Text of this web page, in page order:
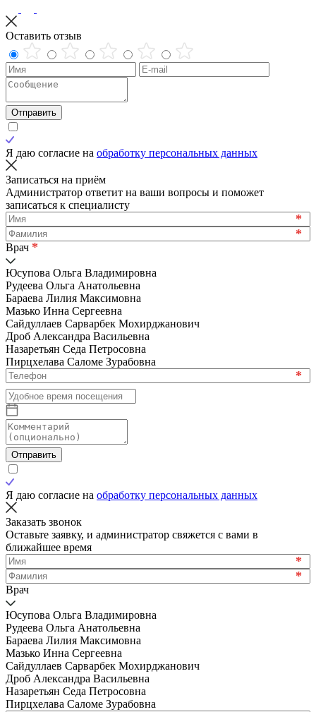
Оставить отзыв
Отправить
Я даю согласие на обработку персональных данных
Записаться на приём
Администратор ответит на ваши вопросы и поможет
записаться к специалисту
*
*
Врач *
Юсупова Ольга Владимировна
Рудеева Ольга Анатольевна
Бараева Лилия Максимовна
Мазько Инна Сергеевна
Сайдуллаев Сарварбек Мохирджанович
Дроб Александра Васильевна
Назаретьян Седа Петросовна
Пирцхелава Саломе Зурабовна
*
Отправить
Я даю согласие на обработку персональных данных
Заказать звонок
Оставьте заявку, и администратор свяжется с вами в
ближайшее время
*
*
Врач
Юсупова Ольга Владимировна
Рудеева Ольга Анатольевна
Бараева Лилия Максимовна
Мазько Инна Сергеевна
Сайдуллаев Сарварбек Мохирджанович
Дроб Александра Васильевна
Назаретьян Седа Петросовна
Пирцхелава Саломе Зурабовна